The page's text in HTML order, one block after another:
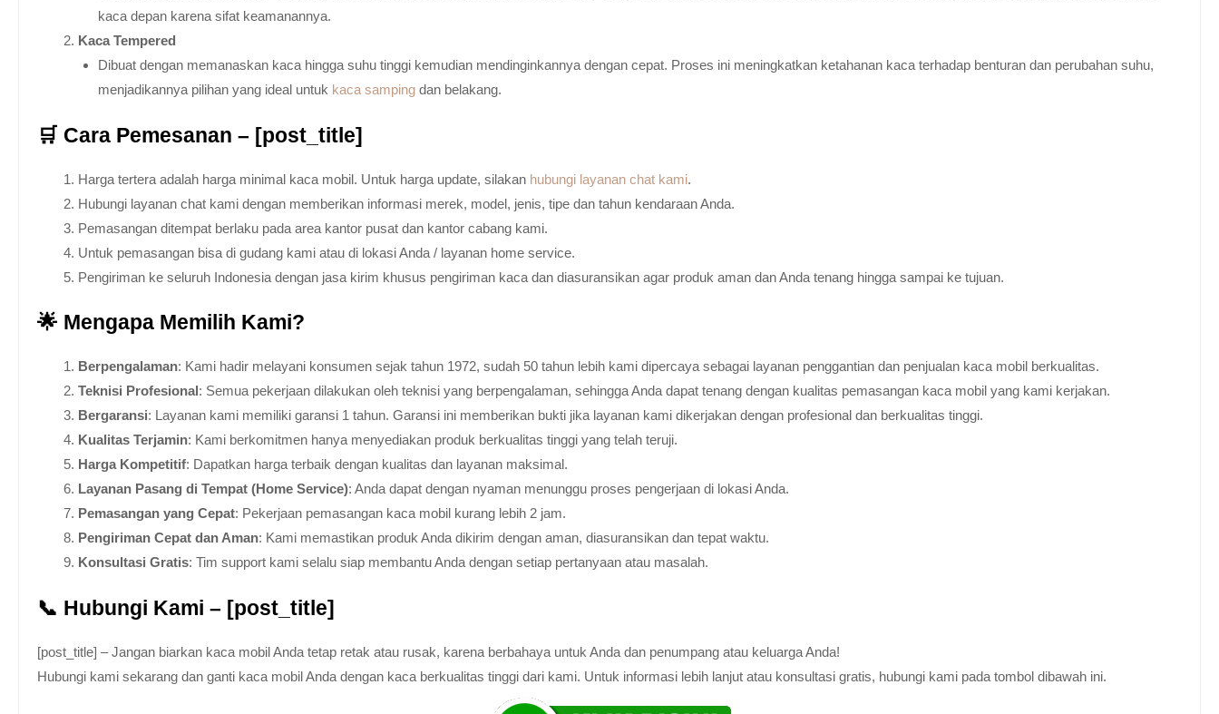
kaca depan karena sifat keamanannya.
Kaca Tempered
Dibuat dengan memanaskan kaca hingga suhu tinggi kemudian mendinginkannya dengan cepat. Proses ini meningkatkan ketahanan kaca terhadap benturan dan perubahan suhu,
menjadikannya pilihan yang ideal untuk kaca samping dan belakang.
🛒 Cara Pemesanan – [post_title]
Harga tertera adalah harga minimal kaca mobil. Untuk harga update, silakan hubungi layanan chat kami.
Hubungi layanan chat kami dengan memberikan informasi merek, model, jenis, tipe dan tahun kendaraan Anda.
Pemasangan ditempat berlaku pada area kantor pusat dan kantor cabang kami.
Untuk pemasangan bisa di gudang kami atau di lokasi Anda / layanan home service.
Pengiriman ke seluruh Indonesia dengan jasa kirim khusus pengiriman kaca dan diasuransikan agar produk aman dan Anda tenang hingga sampai ke tujuan.
🌟 Mengapa Memilih Kami?
Berpengalaman: Kami hadir melayani konsumen sejak tahun 1972, sudah 50 tahun lebih kami dipercaya sebagai layanan penggantian dan penjualan kaca mobil berkualitas.
Teknisi Profesional: Semua pekerjaan dilakukan oleh teknisi yang berpengalaman, sehingga Anda dapat tenang dengan kualitas pemasangan kaca mobil yang kami kerjakan.
Bergaransi: Layanan kami memiliki garansi 1 tahun. Garansi ini memberikan bukti jika layanan kami dikerjakan dengan profesional dan berkualitas tinggi.
Kualitas Terjamin: Kami berkomitmen hanya menyediakan produk berkualitas tinggi yang telah teruji.
Harga Kompetitif: Dapatkan harga terbaik dengan kualitas dan layanan maksimal.
Layanan Pasang di Tempat (Home Service): Anda dapat dengan nyaman menunggu proses pengerjaan di lokasi Anda.
Pemasangan yang Cepat: Pekerjaan pemasangan kaca mobil kurang lebih 2 jam.
Pengiriman Cepat dan Aman: Kami memastikan produk Anda dikirim dengan aman, diasuransikan dan tepat waktu.
Konsultasi Gratis: Tim support kami selalu siap membantu Anda dengan setiap pertanyaan atau masalah.
📞 Hubungi Kami – [post_title]
[post_title] – Jangan biarkan kaca mobil Anda tetap retak atau rusak, karena berbahaya untuk Anda dan penumpang atau keluarga Anda!
Hubungi kami sekarang dan ganti kaca mobil Anda dengan kaca berkualitas tinggi dari kami. Untuk informasi lebih lanjut atau konsultasi gratis, hubungi kami pada tombol dibawah ini.